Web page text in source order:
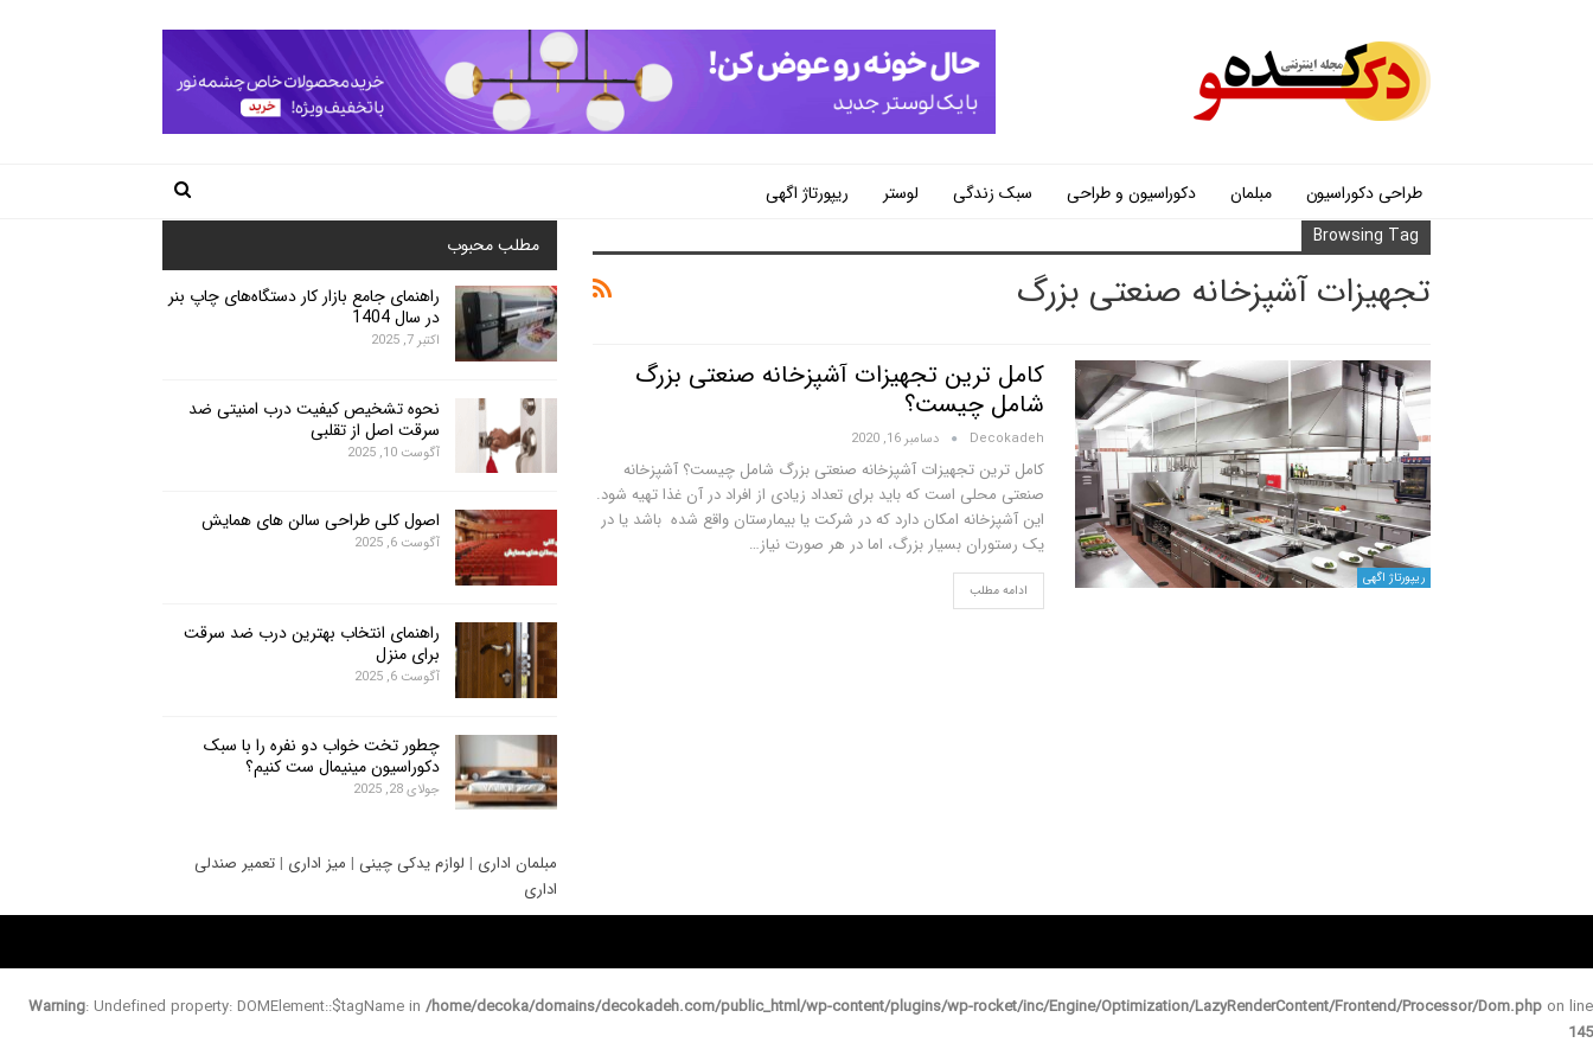
طراحی دکوراسیون مبلمان دکوراسیون و طراحی سبک زندگی لوستر
ریپورتاژ اگهی
Browsing Tag
تجهیزات آشپزخانه صنعتی بزرگ
ریپورتاژ اگهی
کامل ترین تجهیزات آشپزخانه صنعتی بزرگ
شامل چیست؟
Decokadeh دسامبر 16, 2020
کامل ترین تجهیزات آشپزخانه صنعتی بزرگ شامل چیست؟ آشپزخانه
صنعتی محلی است که باید برای تعداد زیادی از افراد در آن غذا تهیه شود.
این آشپزخانه امکان دارد که در شرکت یا بیمارستان واقع شده باشد یا در
یک رستوران بسیار بزرگ، اما در هر صورت نیاز…
ادامه مطلب
مطلب محبوب
راهنمای جامع بازار کار دستگاه‌های چاپ بنر
در سال 1404
اکتبر 7, 2025
نحوه تشخیص کیفیت درب امنیتی ضد
سرقت اصل از تقلبی
آگوست 10, 2025
اصول کلی طراحی سالن های همایش
آگوست 6, 2025
راهنمای انتخاب بهترین درب ضد سرقت
برای منزل
آگوست 6, 2025
چطور تخت خواب دو نفره را با سبک
دکوراسیون مینیمال ست کنیم؟
جولای 28, 2025
مبلمان اداری | لوازم یدکی چینی | میز اداری | تعمیر صندلی
اداری
Warning: Undefined property: DOMElement::$tagName in /home/decoka/domains/decokadeh.com/public_html/wp-content/plugins/wp-rocket/inc/Engine/Optimization/LazyRenderContent/Frontend/Processor/Dom.php on line
145